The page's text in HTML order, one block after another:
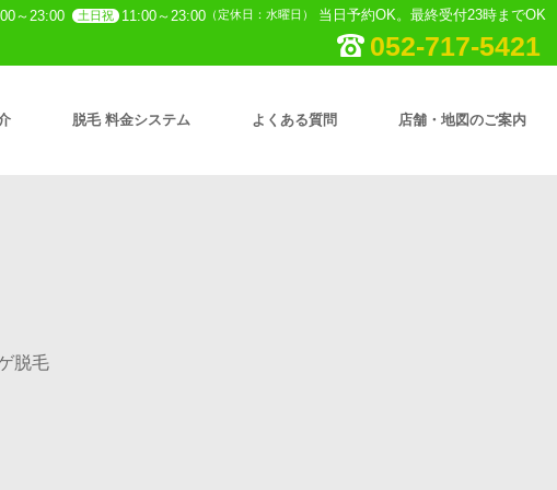
～23:00 土日祝 11:00～23:00 （定休日：水曜日） 当日予約OK。最終受付23時までOK
052-717-5421
脱毛 料金システム よくある質問 店舗・地図のご案内
脱毛